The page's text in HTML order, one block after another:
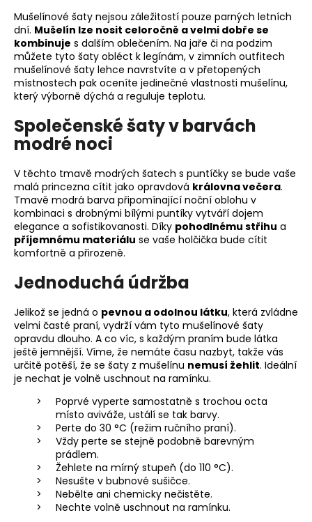
Mušelínové šaty nejsou záležitostí pouze parných letních
dní. Mušelín lze nosit celoročně a velmi dobře se
kombinuje s dalším oblečením. Na jaře či na podzim
můžete tyto šaty obléct k legínám, v zimních outfitech
mušelínové šaty lehce navrstvíte a v přetopených
místnostech pak oceníte jedinečné vlastnosti mušelínu,
který výborně dýchá a reguluje teplotu.
Společenské šaty v barvách
modré noci
V těchto tmavě modrých šatech s puntíčky se bude vaše
malá princezna cítit jako opravdová královna večera.
Tmavě modrá barva připomínající noční oblohu v
kombinaci s drobnými bílými puntíky vytváří dojem
elegance a sofistikovanosti. Díky pohodlnému střihu a
příjemnému materiálu se vaše holčička bude cítit
komfortně a přirozeně.
Jednoduchá údržba
Jelikož se jedná o pevnou a odolnou látku, která zvládne
velmi časté praní, vydrží vám tyto mušelínové šaty
opravdu dlouho. A co víc, s každým praním bude látka
ještě jemnější. Víme, že nemáte času nazbyt, takže vás
určitě potěší, že se šaty z mušelínu nemusí žehlit. Ideální
je nechat je volně uschnout na ramínku.
Poprvé vyperte samostatně s trochou octa
místo aviváže, ustálí se tak barvy.
Perte do 30 °C (režim ručního praní).
Vždy perte se stejně podobně barevným
prádlem.
Žehlete na mírný stupeň (do 110 °C).
Nesušte v bubnové sušičce.
Nebělte ani chemicky nečistěte.
Nechte volně uschnout na ramínku.